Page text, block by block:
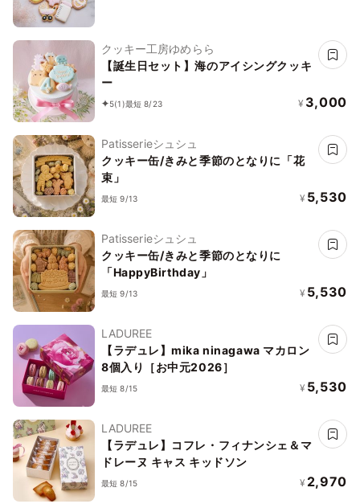
クッキー工房ゆめらら
【誕生日セット】海のアイシングクッキ
ー
5(1)最短 8/23 ¥ 3,000
Patisserieシュシュ
クッキー缶/きみと季節のとなりに「花
束」
最短 9/13 ¥ 5,530
Patisserieシュシュ
クッキー缶/きみと季節のとなりに
「HappyBirthday」
最短 9/13 ¥ 5,530
LADUREE
【ラデュレ】mika ninagawa マカロン
8個入り［お中元2026］
最短 8/15 ¥ 5,530
LADUREE
【ラデュレ】コフレ・フィナンシェ＆マ
ドレーヌ キャス キッドソン
最短 8/15 ¥ 2,970